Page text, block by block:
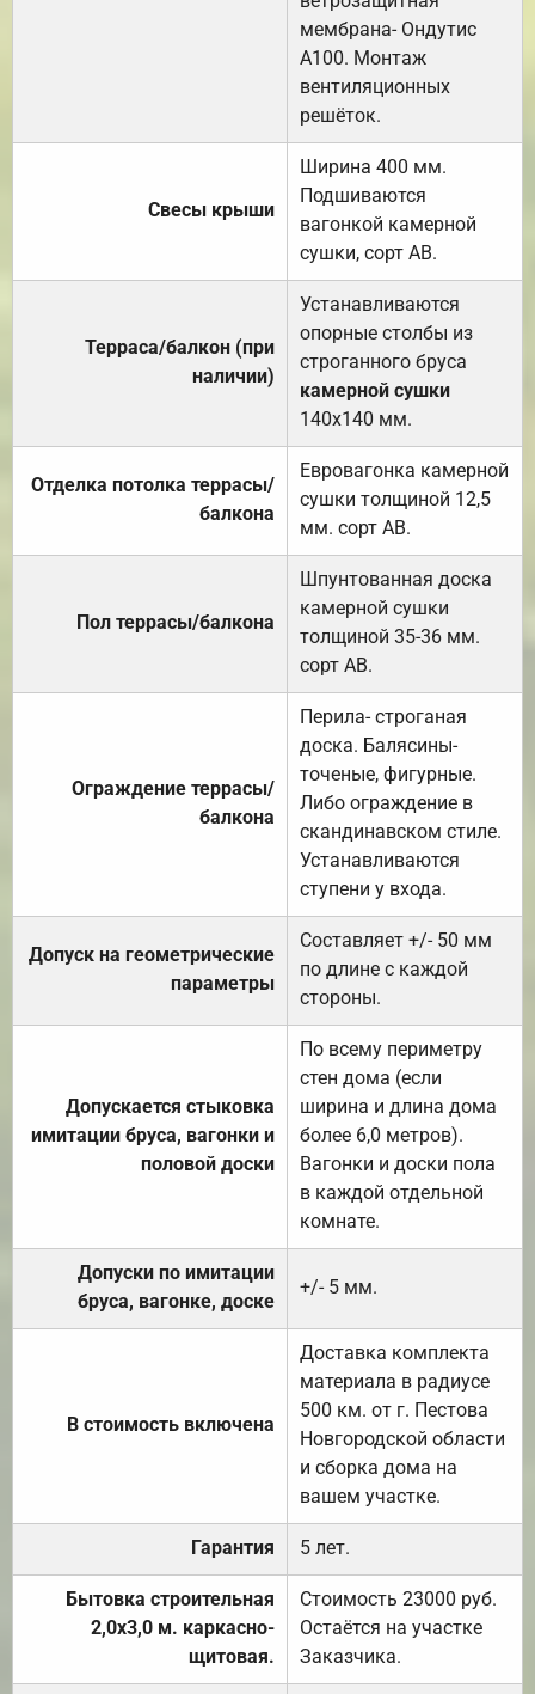
мембрана- Ондутис
А100. Монтаж
вентиляционных
решёток.
Свесы крыши
Ширина 400 мм.
Подшиваются
вагонкой камерной
сушки, сорт АВ.
Терраса/балкон (при
наличии)
Устанавливаются
опорные столбы из
строганного бруса
камерной сушки
140х140 мм.
Отделка потолка террасы/
балкона
Евровагонка камерной
сушки толщиной 12,5
мм. сорт АВ.
Пол террасы/балкона
Шпунтованная доска
камерной сушки
толщиной 35-36 мм.
сорт АВ.
Ограждение террасы/
балкона
Перила- строганая
доска. Балясины-
точеные, фигурные.
Либо ограждение в
скандинавском стиле.
Устанавливаются
ступени у входа.
Допуск на геометрические
параметры
Составляет +/- 50 мм
по длине с каждой
стороны.
Допускается стыковка
имитации бруса, вагонки и
половой доски
По всему периметру
стен дома (если
ширина и длина дома
более 6,0 метров).
Вагонки и доски пола
в каждой отдельной
комнате.
Допуски по имитации
бруса, вагонке, доске
+/- 5 мм.
В стоимость включена
Доставка комплекта
материала в радиусе
500 км. от г. Пестова
Новгородской области
и сборка дома на
вашем участке.
Гарантия 5 лет.
Бытовка строительная
2,0х3,0 м. каркасно-
щитовая.
Стоимость 23000 руб.
Остаётся на участке
Заказчика.